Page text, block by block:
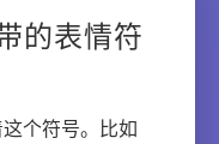
的表情符
个符号。比如